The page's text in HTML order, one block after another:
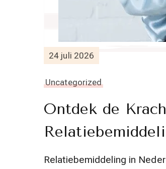
24 juli 2026
Uncategorized
Ontdek de
Relatiebemiddeling in